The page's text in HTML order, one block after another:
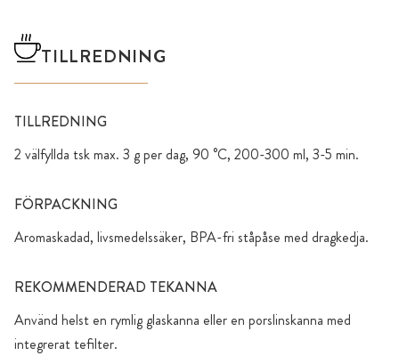
TILLREDNING
TILLREDNING
2 välfyllda tsk max. 3 g per dag, 90 °C, 200-300 ml, 3-5 min.
FÖRPACKNING
Aromaskadad, livsmedelssäker, BPA-fri ståpåse med dragkedja.
REKOMMENDERAD TEKANNA
Använd helst en rymlig glaskanna eller en porslinskanna med
integrerat tefilter.